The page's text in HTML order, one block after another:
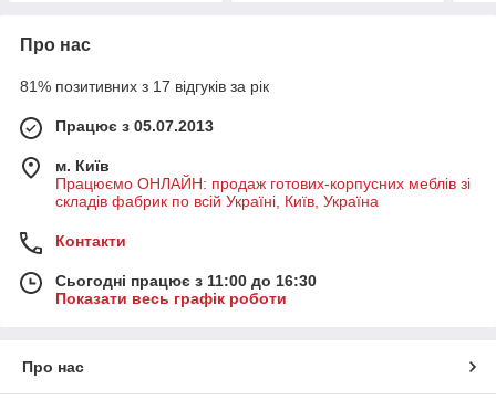
Про нас
81% позитивних з 17 відгуків за рік
Працює з 05.07.2013
м. Київ
Працюємо ОНЛАЙН: продаж готових-корпусних меблів зі
складів фабрик по всій Україні, Київ, Україна
Контакти
Сьогодні працює з 11:00 до 16:30
Показати весь графік роботи
Про нас